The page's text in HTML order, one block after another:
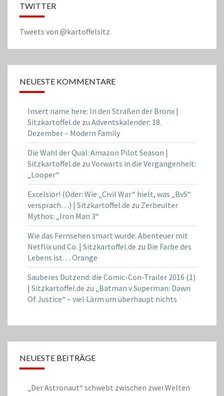
TWITTER
Tweets von @kartoffelsitz
NEUESTE KOMMENTARE
Insert name here: In den Straßen der Bronx |
Sitzkartoffel.de zu Adventskalender: 18.
Dezember – Modern Family
Die Wahl der Qual: Amazon Pilot Season |
Sitzkartoffel.de zu Vorwärts in die Vergangenheit:
„Looper“
Excelsior! (Oder: Wie „Civil War“ hielt, was „BvS“
versprach…) | Sitzkartoffel.de zu Zerbeulter
Mythos: „Iron Man 3“
Wie das Fernsehen smart wurde: Abenteuer mit
Netflix und Co. | Sitzkartoffel.de zu Die Farbe des
Lebens ist… Orange
Sauberes Dutzend: die Comic-Con-Trailer 2016 (1)
| Sitzkartoffel.de zu „Batman v Superman: Dawn
Of Justice“ – viel Lärm um überhaupt nichts
NEUESTE BEITRÄGE
„Der Astronaut“ schwebt zwischen zwei Welten